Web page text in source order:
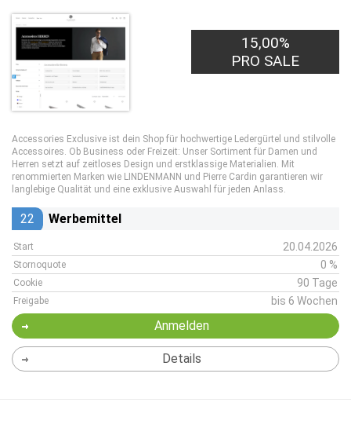
15,00%
PRO SALE
Accessories Exclusive ist dein Shop für hochwertige Ledergürtel und stilvolle
Accessoires. Ob Business oder Freizeit: Unser Sortiment für Damen und
Herren setzt auf zeitloses Design und erstklassige Materialien. Mit
renommierten Marken wie LINDENMANN und Pierre Cardin garantieren wir
langlebige Qualität und eine exklusive Auswahl für jeden Anlass.
22 Werbemittel
Start 20.04.2026
Stornoquote 0 %
Cookie 90 Tage
Freigabe bis 6 Wochen
Anmelden
Details